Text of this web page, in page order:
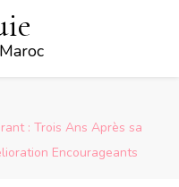
: Trois Ans Après sa
Encourageants